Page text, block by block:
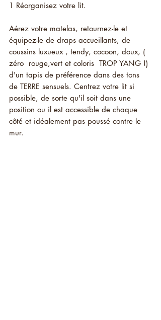
1 Réorganisez votre lit.
Aérez votre matelas, retournez-le et
équipez-le de draps accueillants, de
coussins luxueux , tendy, cocoon, doux, (
zéro  rouge,vert et coloris  TROP YANG !)
d'un tapis de préférence dans des tons
de TERRE sensuels. Centrez votre lit si
possible, de sorte qu'il soit dans une
position ou il est accessible de chaque
côté et idéalement pas poussé contre le
mur.